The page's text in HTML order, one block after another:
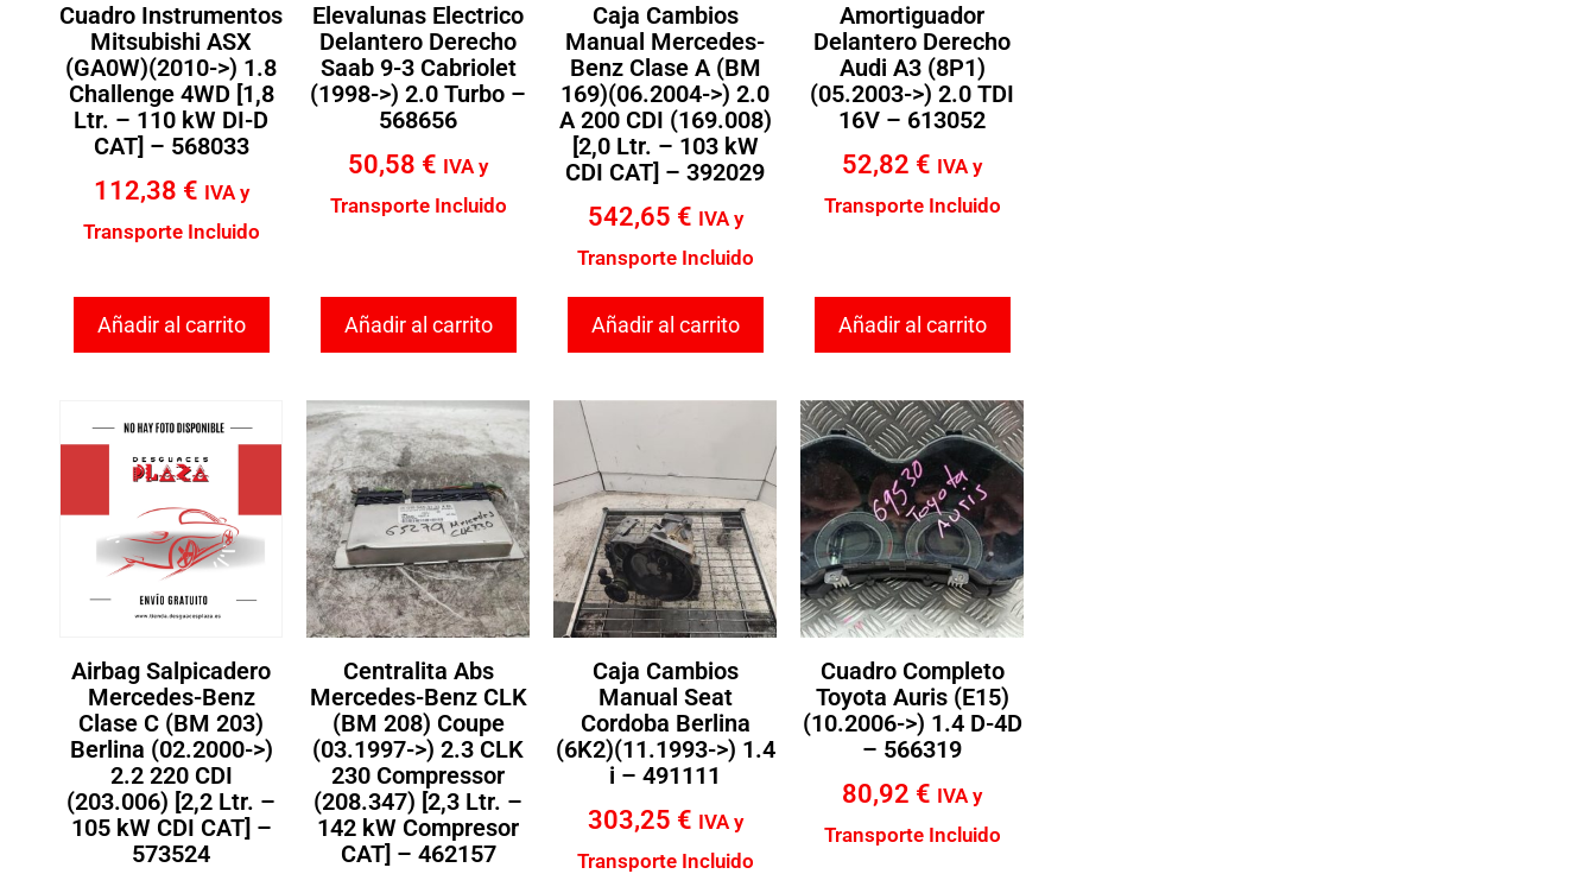
Cuadro Instrumentos
Mitsubishi ASX
(GA0W)(2010->) 1.8
Challenge 4WD [1,8
Ltr. – 110 kW DI-D
CAT] – 568033
112,38 € IVA y
Transporte Incluido
Añadir al carrito
Elevalunas Electrico
Delantero Derecho
Saab 9-3 Cabriolet
(1998->) 2.0 Turbo –
568656
50,58 € IVA y
Transporte Incluido
Añadir al carrito
Caja Cambios
Manual Mercedes-
Benz Clase A (BM
169)(06.2004->) 2.0
A 200 CDI (169.008)
[2,0 Ltr. – 103 kW
CDI CAT] – 392029
542,65 € IVA y
Transporte Incluido
Añadir al carrito
Amortiguador
Delantero Derecho
Audi A3 (8P1)
(05.2003->) 2.0 TDI
16V – 613052
52,82 € IVA y
Transporte Incluido
Añadir al carrito
Airbag Salpicadero
Mercedes-Benz
Clase C (BM 203)
Berlina (02.2000->)
2.2 220 CDI
(203.006) [2,2 Ltr. –
105 kW CDI CAT] –
573524
Centralita Abs
Mercedes-Benz CLK
(BM 208) Coupe
(03.1997->) 2.3 CLK
230 Compressor
(208.347) [2,3 Ltr. –
142 kW Compresor
CAT] – 462157
Caja Cambios
Manual Seat
Cordoba Berlina
(6K2)(11.1993->) 1.4
i – 491111
303,25 € IVA y
Transporte Incluido
Cuadro Completo
Toyota Auris (E15)
(10.2006->) 1.4 D-4D
– 566319
80,92 € IVA y
Transporte Incluido